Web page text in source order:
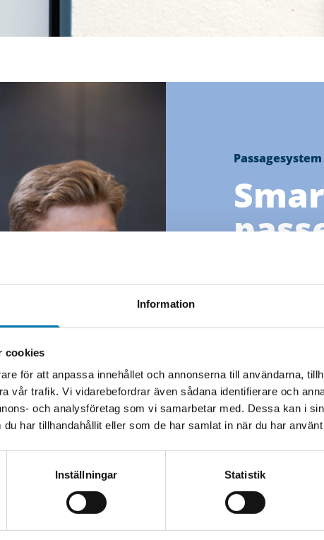
Information
cookies
för att anpassa innehållet och annonserna till användarna,
vår trafik. Vi vidarebefordrar även sådana identifierare och
och analysföretag som vi samarbetar med. Dessa kan i
har tillhandahållit eller som de har samlat in när du har
Inställningar Statistik
Välkommen till
Din partner för
Vi hjälper
fastighetsägare
Vimmerby att
teknik som
Med lokal
engagemang
anpassade för